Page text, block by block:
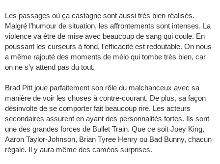
Les passages où ça castagne sont aussi très bien réalisés.
Malgré l’humour de situation, les affrontements sont intenses. La
violence va être de mise avec beaucoup de sang qui coule. En
poussant les curseurs à fond, l’efficacité est redoutable. On nous
a même rajouté des moments de mélo qui tombe très bien, car
on ne s'y attend pas du tout.
Brad Pitt joue parfaitement son rôle du malchanceux avec sa
manière de voir les choses à contre-courant. De plus, sa façon
désinvolte de se comporter fait beaucoup rire. Les acteurs
secondaires assurent en ayant des personnalités fortes. Ils sont
une des grandes forces de Bullet Train. Que ce soit Joey King,
Aaron Taylor-Johnson, Brian Tyree Henry ou Bad Bunny, chacun
régale. Il y aura même des caméos surprises.